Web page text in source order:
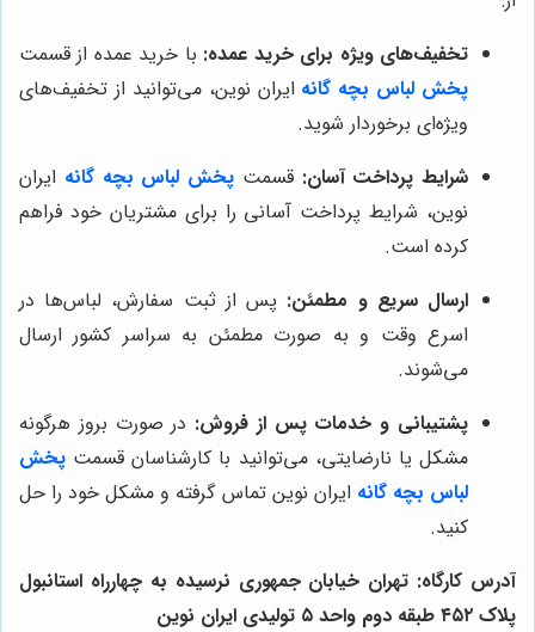
تخفیف‌های ویژه برای خرید عمده: با خرید عمده از قسمت
پخش لباس بچه گانه ایران نوین، می‌توانید از تخفیف‌های
ویژه‌ای برخوردار شوید.
شرایط پرداخت آسان: قسمت پخش لباس بچه گانه ایران
نوین، شرایط پرداخت آسانی را برای مشتریان خود فراهم
کرده است.
ارسال سریع و مطمئن: پس از ثبت سفارش، لباس‌ها در
اسرع وقت و به صورت مطمئن به سراسر کشور ارسال
می‌شوند.
پشتیبانی و خدمات پس از فروش: در صورت بروز هرگونه
مشکل یا نارضایتی، می‌توانید با کارشناسان قسمت پخش
لباس بچه گانه ایران نوین تماس گرفته و مشکل خود را حل
کنید.
آدرس کارگاه: تهران خیابان جمهوری نرسیده به چهارراه استانبول
پلاک ۴۵۲ طبقه دوم واحد ۵ تولیدی ایران نوین